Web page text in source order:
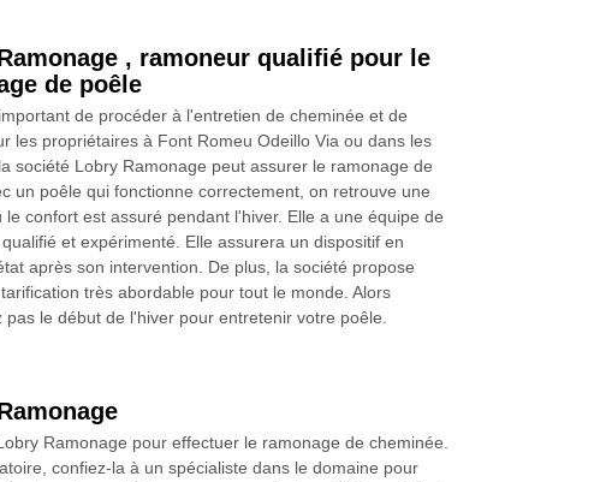
, ramoneur qualifié pour le
de poêle
de procéder à l'entretien de cheminée et de
les propriétaires à Font Romeu Odeillo Via ou dans les
société Lobry Ramonage peut assurer le ramonage de
un poêle qui fonctionne correctement, on retrouve une
le confort est assuré pendant l'hiver. Elle a une équipe de
et expérimenté. Elle assurera un dispositif en
après son intervention. De plus, la société propose
très abordable pour tout le monde. Alors
pas le début de l'hiver pour entretenir votre poêle.
Ramonage pour effectuer le ramonage de cheminée.
confiez-la à un spécialiste dans le domaine pour